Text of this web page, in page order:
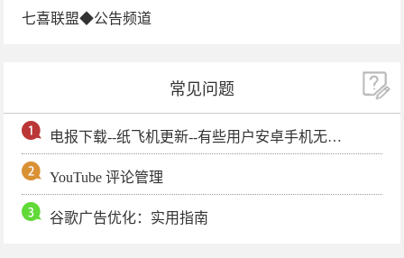
七喜联盟◆公告频道
常见问题
电报下载--纸飞机更新--有些用户安卓手机无法更新电报软件
YouTube 评论管理
谷歌广告优化：实用指南